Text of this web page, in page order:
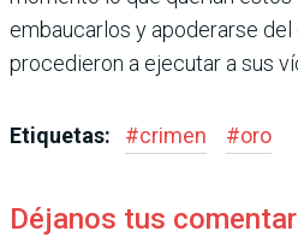
embaucarlos y apoderarse
procedieron a ejecutar a sus
Etiquetas: #crimen #oro
Déjanos tus